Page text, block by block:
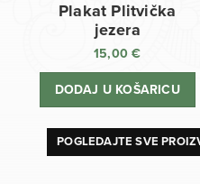
Plakat Plitvička
jezera
15,00€
DODAJ U KOŠARICU
POGLEDAJTE SVE